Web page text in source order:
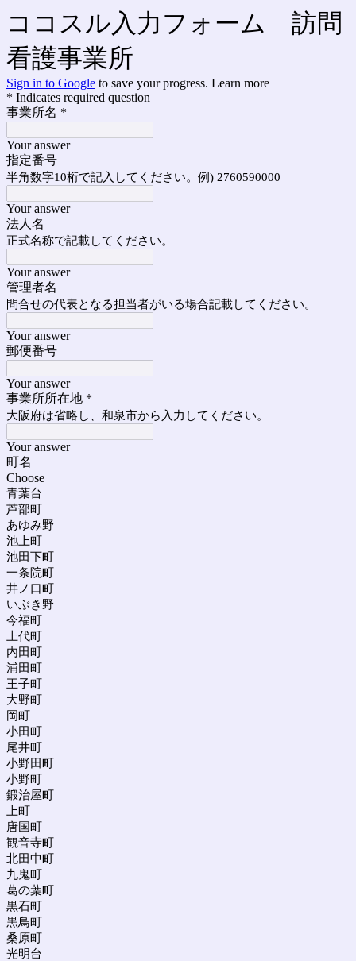
ココスル入力フォーム 訪問
看護事業所
Sign in to Google to save your progress. Learn more
* Indicates required question
事業所名 *
Your answer
指定番号
半角数字10桁で記入してください。例) 2760590000
Your answer
法人名
正式名称で記載してください。
Your answer
管理者名
問合せの代表となる担当者がいる場合記載してください。
Your answer
郵便番号
Your answer
事業所所在地 *
大阪府は省略し、和泉市から入力してください。
Your answer
町名
Choose
青葉台
芦部町
あゆみ野
池上町
池田下町
一条院町
井ノ口町
いぶき野
今福町
上代町
内田町
浦田町
王子町
大野町
岡町
小田町
尾井町
小野田町
小野町
鍛治屋町
上町
唐国町
観音寺町
北田中町
九鬼町
葛の葉町
黒石町
黒鳥町
桑原町
光明台